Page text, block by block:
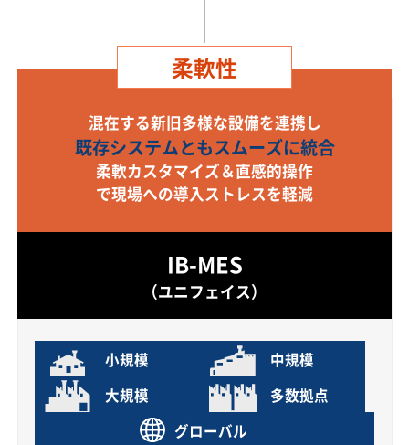
柔軟性
混在する新旧多様な設備を連携し
既存システムともスムーズに統合
柔軟カスタマイズ＆直感的操作
で現場への導入ストレスを軽減
IB-MES
（ユニフェイス）
小規模
中規模
大規模
多数拠点
グローバル